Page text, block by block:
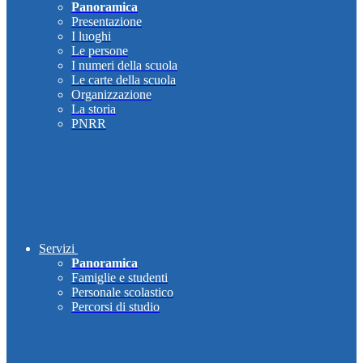
Panoramica
Presentazione
I luoghi
Le persone
I numeri della scuola
Le carte della scuola
Organizzazione
La storia
PNRR
Servizi
Panoramica
Famiglie e studenti
Personale scolastico
Percorsi di studio